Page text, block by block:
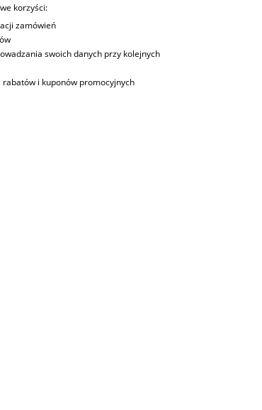
korzyści:
zamówień
swoich danych przy kolejnych
i kuponów promocyjnych